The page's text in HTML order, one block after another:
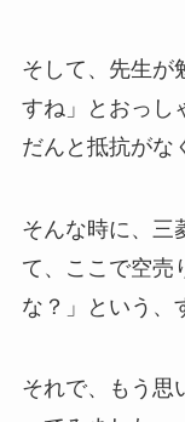
そして、先生が
すね」とおっし
だんと抵抗がな
そんな時に、三
て、ここで空売
な？」という、
それで、もう思